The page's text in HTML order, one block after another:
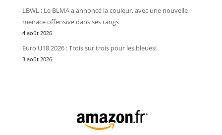
LBWL : Le BLMA a annoncé la couleur, avec une nouvelle
menace offensive dans ses rangs
4 août 2026
Euro U18 2026 : Trois sur trois pour les bleues!
3 août 2026